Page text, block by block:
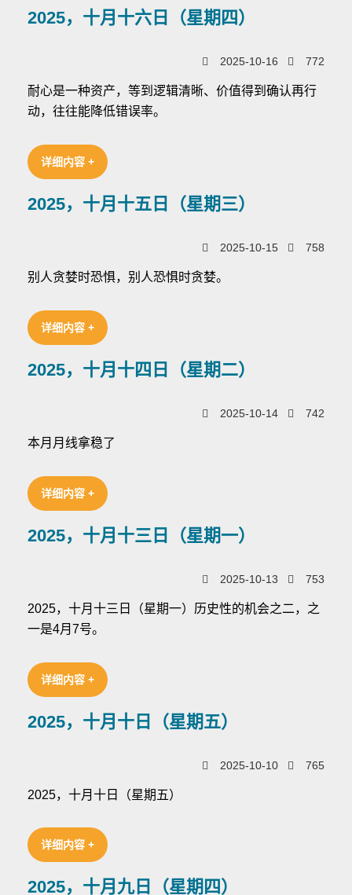
2025，十月十六日（星期四）
2025-10-16 772
耐心是一种资产，等到逻辑清晰、价值得到确认再行
动，往往能降低错误率。
详细内容 +
2025，十月十五日（星期三）
2025-10-15 758
别人贪婪时恐惧，别人恐惧时贪婪。
详细内容 +
2025，十月十四日（星期二）
2025-10-14 742
本月月线拿稳了
详细内容 +
2025，十月十三日（星期一）
2025-10-13 753
2025，十月十三日（星期一）历史性的机会之二，之
一是4月7号。
详细内容 +
2025，十月十日（星期五）
2025-10-10 765
2025，十月十日（星期五）
详细内容 +
2025，十月九日（星期四）